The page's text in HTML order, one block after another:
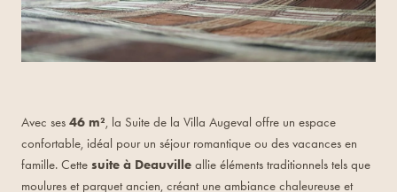
Avec ses 46 m², la Suite de la Villa Augeval offre un espace
confortable, idéal pour un séjour romantique ou des vacances en
famille. Cette suite à Deauville allie éléments traditionnels tels que
moulures et parquet ancien, créant une ambiance chaleureuse et